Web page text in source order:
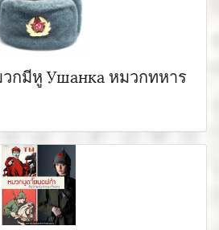
กมีหู Ушанка หมวกทหาร